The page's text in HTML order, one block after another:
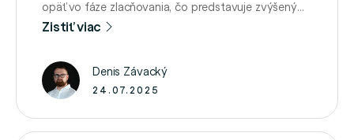
opäť vo fáze zlacňovania, čo predstavuje zvýšený
dopyt po hypotékach a rastúcu chuť ľudí riešiť
jednotlivých bánk, ktoré chcú prilákať klientov na
svoju stranu. Hypotéka nemusí znamenať len nové …
Zistiť viac
Denis Závacký
24.07.2025